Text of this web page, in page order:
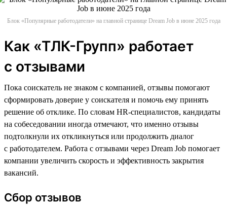
Блок «Популярные работодатели» на главной странице Dream Job в июне 2025 года
Как «ТЛК-Групп» работает
с отзывами
Пока соискатель не знаком с компанией, отзывы помогают
сформировать доверие у соискателя и помочь ему принять
решение об отклике. По словам HR-специалистов, кандидаты
на собеседовании иногда отмечают, что именно отзывы
подтолкнули их откликнуться или продолжить диалог
с работодателем. Работа с отзывами через Dream Job помогает
компании увеличить скорость и эффективность закрытия
вакансий.
Сбор отзывов